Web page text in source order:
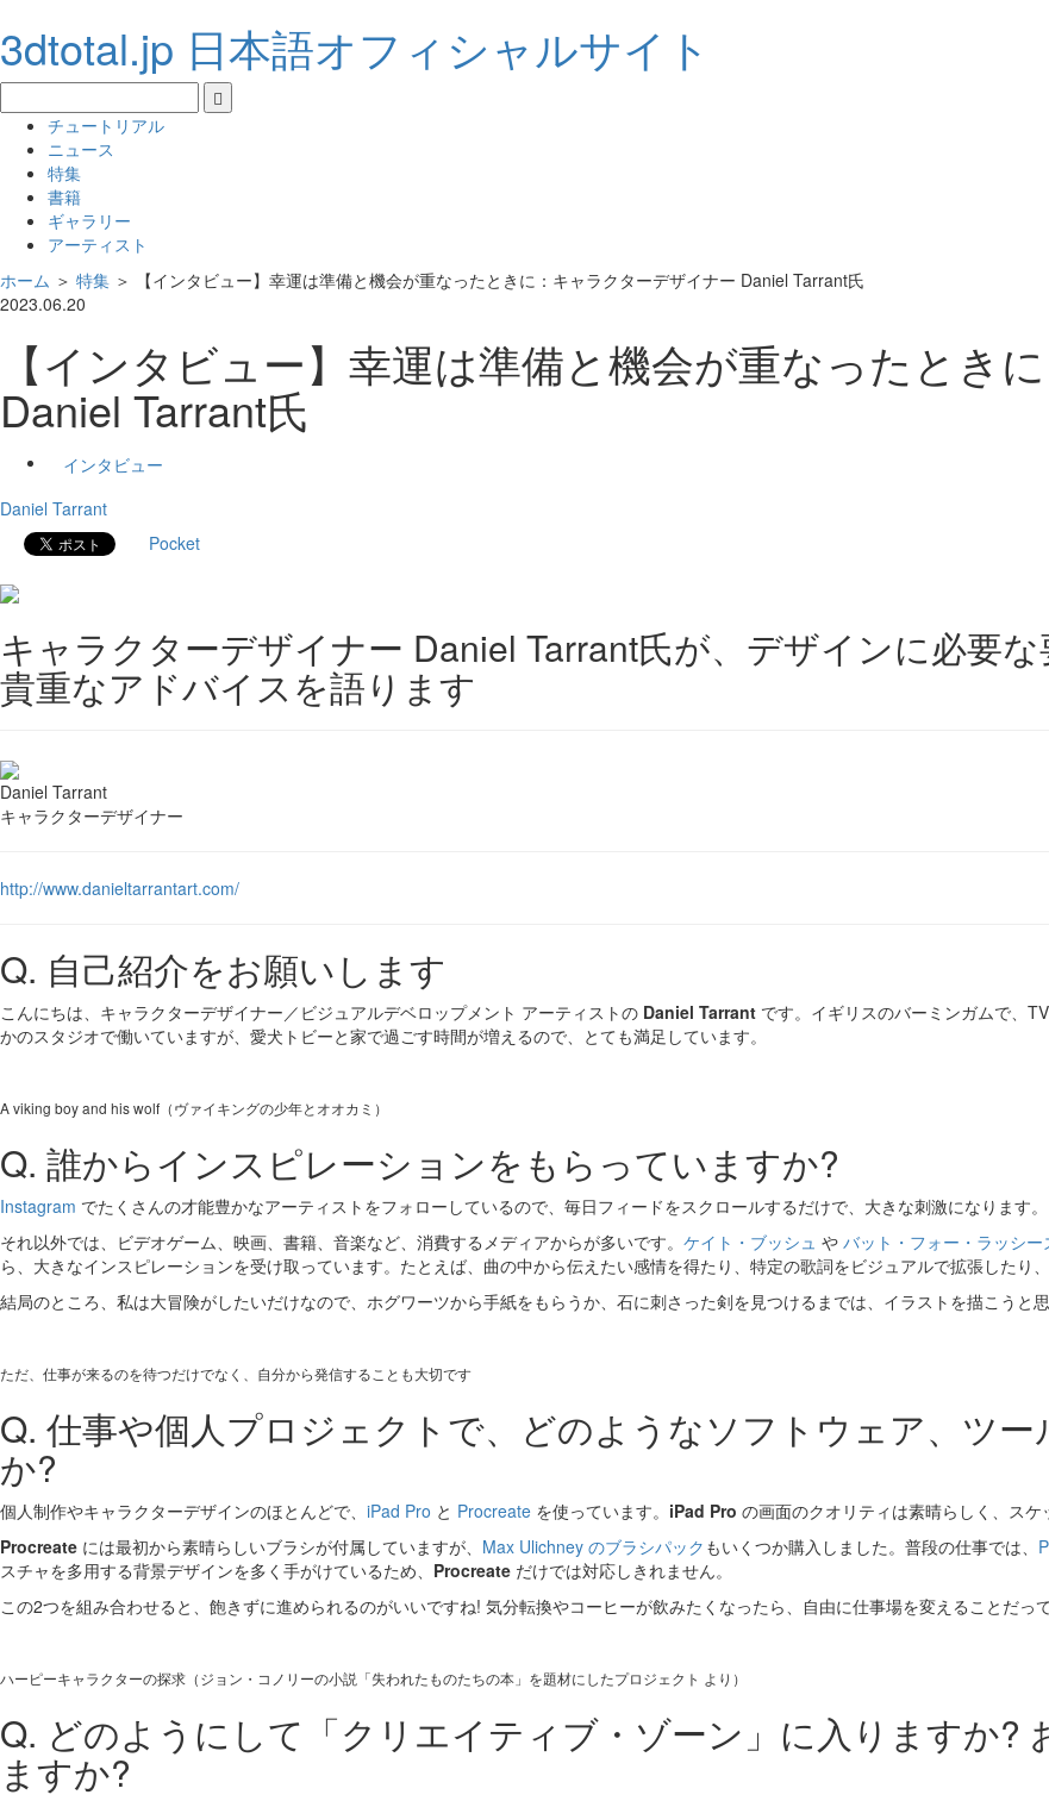
3dtotal.jp 日本語オフィシャルサイト
チュートリアル
ニュース
特集
書籍
ギャラリー
アーティスト
ホーム ＞ 特集 ＞
【インタビュー】幸運は準備と機会が重なったときに：キャラクターデザイナー Daniel Tarrant氏
2023.06.20
【インタビュー】幸運は準備と機会が重なったとき
Daniel Tarrant氏
インタビュー
Daniel Tarrant
Pocket
キャラクターデザイナー Daniel Tarrant氏が、デザインに必要
貴重なアドバイスを語ります
Daniel Tarrant
キャラクターデザイナー
http://www.danieltarrantart.com/
Q. 自己紹介をお願いします
こんにちは、キャラクターデザイナー／ビジュアルデベロップメント アーティストの Daniel Tarrant です。イギリスのバーミンガムで、
かのスタジオで働いていますが、愛犬トビーと家で過ごす時間が増えるので、とても満足しています。
A viking boy and his wolf（ヴァイキングの少年とオオカミ）
Q. 誰からインスピレーションをもらっていますか?
Instagram でたくさんの才能豊かなアーティストをフォローしているので、毎日フィードをスクロールするだけで、大きな刺激になります。
それ以外では、ビデオゲーム、映画、書籍、音楽など、消費するメディアからが多いです。 ケイト・ブッシュ や バット・フォー・ラッシー
ら、大きなインスピレーションを受け取っています。たとえば、曲の中から伝えたい感情を得たり、特定の歌詞をビジュアルで拡張したり
結局のところ、私は大冒険がしたいだけなので、ホグワーツから手紙をもらうか、石に刺さった剣を見つけるまでは、イラストを描こうと思
ただ、仕事が来るのを待つだけでなく、自分から発信することも大切です
Q. 仕事や個人プロジェクトで、どのようなソフトウェア、ツ
か?
個人制作やキャラクターデザインのほとんどで、 iPad Pro と Procreate を使っています。 iPad Pro の画面のクオリティは素晴らしく、スケ
Procreate には最初から素晴らしいブラシが付属していますが、 Max Ulichney のブラシパック もいくつか購入しました。普段の仕事では、
スチャを多用する背景デザインを多く手がけているため、 Procreate だけでは対応しきれません。
この2つを組み合わせると、飽きずに進められるのがいいですね! 気分転換やコーヒーが飲みたくなったら、自由に仕事場を変えることだって
ハーピーキャラクターの探求（ジョン・コノリーの小説「失われたものたちの本」を題材にしたプロジェクト より）
Q. どのようにして「クリエイティブ・ゾーン」に入りますか?
ますか?